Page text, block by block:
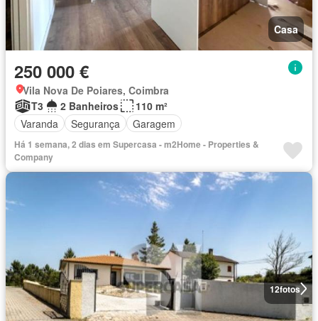
Casa
250 000 €
Vila Nova De Poiares, Coimbra
T3
2 Banheiros
110 m²
Varanda
Segurança Garagem
Há 1 semana, 2 dias em Supercasa - m2Home - Properties &
Company
12fotos